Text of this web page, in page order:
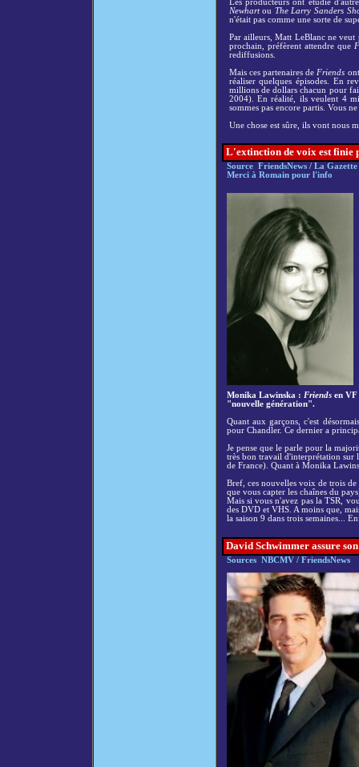
Les producteurs ont étudié
Newhartou The Larry Sanders
n'était pas comme une sorte de
Par ailleurs, Matt LeBlanc ne
prochain, préfèrent attendre que
rediffusions.
Mais ces partenaires de Friends
réaliser quelques épisodes. En
millions de dollars chacun pour
2004). En réalité, ils veulent 4
sommes pas encore partis. Vous
Une chose est sûre, ils vont nous
L'extinction de voix est finie
Source FriendsNews / La Gazette
Merci à Romain pour l'info
Monika Lawinska : Friendsen VF
"nouvelle génération".
Quant aux garçons, c'est
pour Chandler. Ce dernier a
Je pense que le parle pour la
très bon travail d'interprétation sur
de France). Quant à Monika
Bref, ces nouvelles voix de trois de
que vous capter les chaînes du
Mais si vous n'avez pas la TSR,
des DVD et VHS. A moins que,
la saison 9 dans trois semaines...
David Schwimmer assure
Sources NBCMV / FriendsNews